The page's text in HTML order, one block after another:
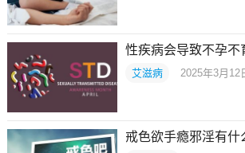
性疾病会导致不孕不
艾滋病 2025年3月12
戒色欲手瘾邪淫有什